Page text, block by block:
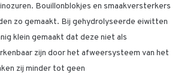
Bouillonblokjes en smaakversterkers
zo gemaakt. Bij gehydrolyseerde eiwitten
klein gemaakt dat deze niet als
zijn door het afweersysteem van het
zij minder tot geen